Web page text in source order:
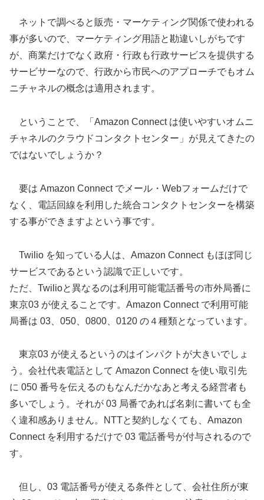
ネットで調べると販売・マーケティング関係で使われる
事が多いので、マーケティング用語と勘違いしがちです
が、商業だけでなく政府・行政も行政サービスを提供する
サービサーなので、行政から市民へのアプローチでもオム
ニチャネルの概念は適用されます。
ということで、「 Amazon Connect は使いやすいオムニ
チャネルのクラウドコンタクトセンター 」が見えてきたの
ではないでしょうか？
要は Amazon Connect でメール・Webフォームだけで
なく、電話回線を利用した統合コンタクトセンターを構築
する事ができますよという事です。
Twilio を知っている人は、 Amazon Connect もほぼ同じ
サービスであるという認識で正しいです。
ただ、Twilioと異なるのは利用可能電話番号の市外局番に
東京03 が使えることです。 Amazon Connect で利用可能
局番は 03、050、0800、0120 の４種類となっています。
東京03 が使えるというのはインパクトが大きいでしょ
う。会社代表電話として Amazon Connect を使い取引先
に 050 番号を伝えるのもなんだかなあと考える経営者も
多いでしょう。それが 03 局番であれば名刺に書いても全
く違和感ありません。NTTと契約しなくても、Amazon
Connect を利用するだけで 03 電話番号が付与されるので
す。
但し、03 電話番号が使える条件として、会社住所が東